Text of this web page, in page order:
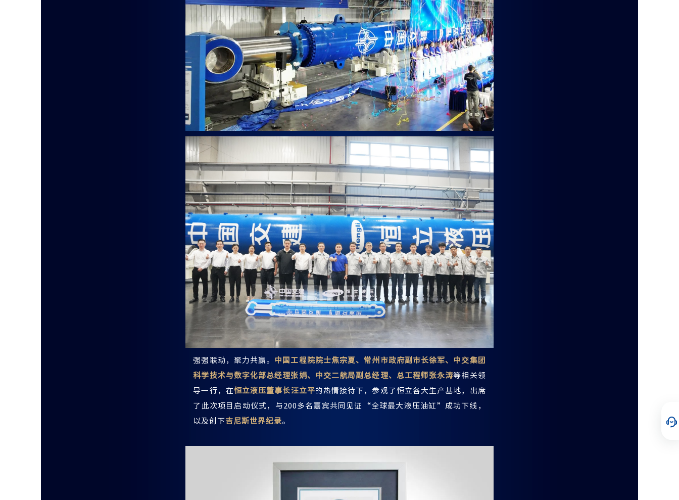
强强联动，聚力共赢。
中国工程院院士焦宗夏、常州市政府副市长徐军、中交集团
科学技术与数字化部总经理张娟、中交二航局副总经理、总工程师张永涛等相关领
导一行，在恒立液压董事长汪立平的热情接待下，参观了恒立各大生产基地，出席
了此次项目启动仪式，与200多名嘉宾共同见证“全球最大液压油缸”成功下线，
以及创下吉尼斯世界纪录。